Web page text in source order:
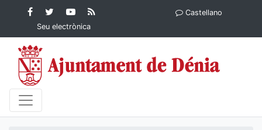
Contingut principalFacebook
Ajuntament de Dénia
Twitter
Ajuntament de
Dénia
YouTube
Ajuntament
de Dénia
Ajuntament
Seu electrònica
Castellano